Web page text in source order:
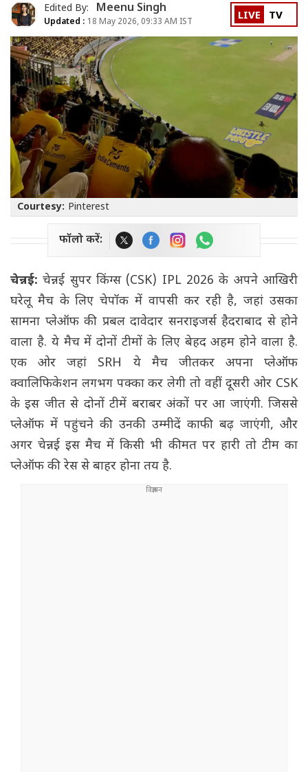
Edited By: Meenu Singh
Updated : 18 May 2026, 09:33 AM IST LIVE TV
Courtesy: Pinterest
फॉलो करें:
चेन्नई: चेन्नई सुपर किंग्स (CSK) IPL 2026 के अपने आखिरी
घरेलू मैच के लिए चेपॉक में वापसी कर रही है, जहां उसका
सामना प्लेऑफ की प्रबल दावेदार सनराइजर्स हैदराबाद से होने
वाला है. ये मैच में दोनों टीमों के लिए बेहद अहम होने वाला है.
एक ओर जहां SRH ये मैच जीतकर अपना प्लेऑफ
क्वालिफिकेशन लगभग पक्का कर लेगी तो वहीं दूसरी ओर CSK
के इस जीत से दोनों टीमें बराबर अंकों पर आ जाएंगी. जिससे
प्लेऑफ में पहुंचने की उनकी उम्मीदें काफी बढ़ जाएंगी, और
अगर चेन्नई इस मैच में किसी भी कीमत पर हारी तो टीम का
प्लेऑफ की रेस से बाहर होना तय है.